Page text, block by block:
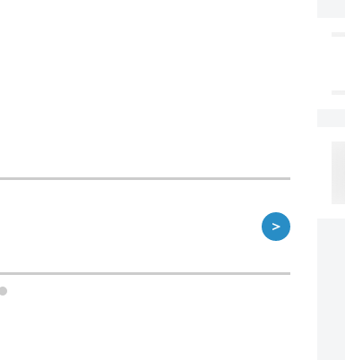
＞